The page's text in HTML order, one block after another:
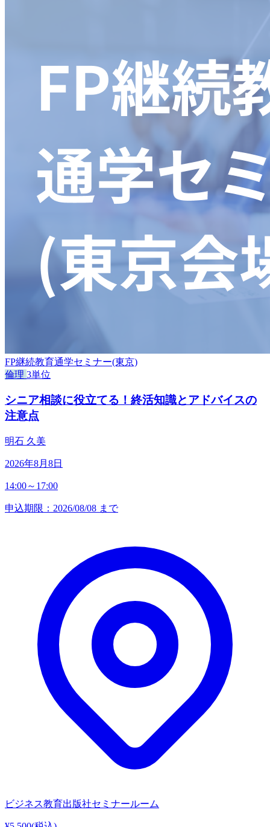
FP継続教育通学セミナー(東京)
倫理 3単位
シニア相談に役立てる！終活知識とアドバイスの
注意点
明石 久美
2026年8月8日
14:00～17:00
申込期限：2026/08/08 まで
ビジネス教育出版社セミナールーム